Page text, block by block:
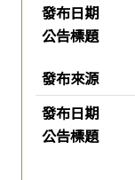
發布日期
公告標題
發布來源
發布日期
公告標題